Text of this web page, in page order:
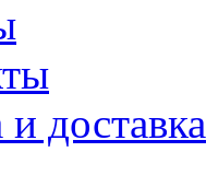
доставка